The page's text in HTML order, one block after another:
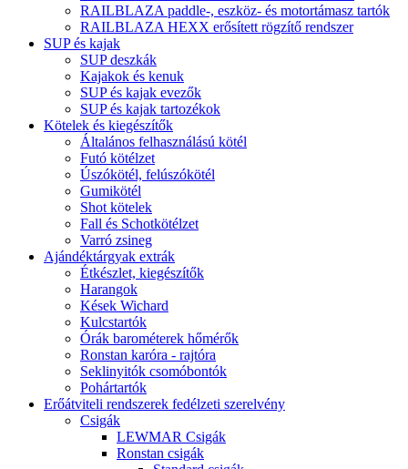
RAILBLAZA paddle-, eszköz- és motortámasz tartók
RAILBLAZA HEXX erősített rögzítő rendszer
SUP és kajak
SUP deszkák
Kajakok és kenuk
SUP és kajak evezők
SUP és kajak tartozékok
Kötelek és kiegészítők
Általános felhasználású kötél
Futó kötélzet
Úszókötél, felúszókötél
Gumikötél
Shot kötelek
Fall és Schotkötélzet
Varró zsineg
Ajándéktárgyak extrák
Étkészlet, kiegészítők
Harangok
Kések Wichard
Kulcstartók
Órák barométerek hőmérők
Ronstan karóra - rajtóra
Seklinyitók csomóbontók
Pohártartók
Erőátviteli rendszerek fedélzeti szerelvény
Csigák
LEWMAR Csigák
Ronstan csigák